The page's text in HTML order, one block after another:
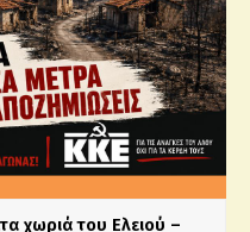
χωριά του Ελειού –